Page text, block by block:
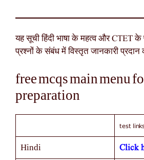
यह सूची हिंदी भाषा के महत्व और CTET के
प्रश्नों के संबंध में विस्तृत जानकारी प्रदान
free mcqs main menu
preparation
test
Hindi Click